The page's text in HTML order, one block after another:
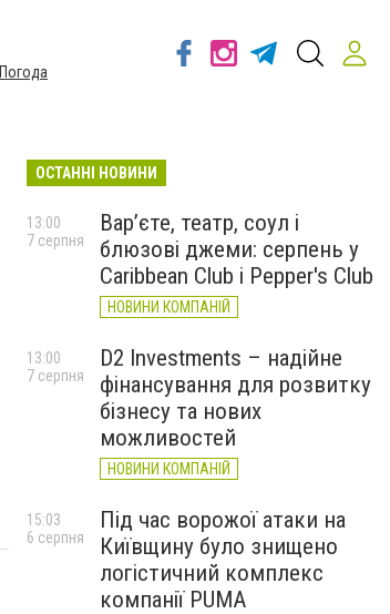
Погода
ОСТАННІ НОВИНИ
Вар’єте, театр, соул і
блюзові джеми: серпень у
Caribbean Club і Pepper's Club
НОВИНИ КОМПАНІЙ
13:00
7 серпня
D2 Investments – надійне
фінансування для розвитку
бізнесу та нових
можливостей
НОВИНИ КОМПАНІЙ
13:00
7 серпня
Під час ворожої атаки на
Київщину було знищено
логістичний комплекс
компанії PUMA
15:03
6 серпня